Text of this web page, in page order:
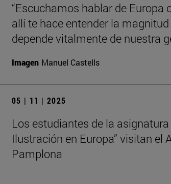
“Escuchamos hablar de
allí te hace entender la
depende vitalmente de nuestra
Imagen Manuel Castells
05 | 11 | 2025
Los estudiantes de la
Ilustración en Europa” visitan el
Pamplona